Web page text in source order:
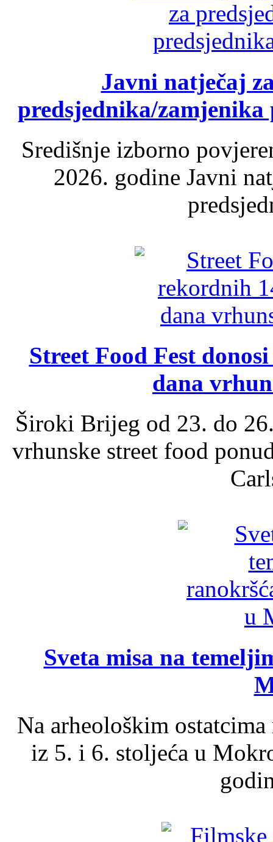
Javni natječaj
predsjednika/
Središnje izborno
2026. godine Javni
Street Food Fest
dana
Široki Brijeg od 23. do
vrhunske street food
Sveta misa na
Na arheološkim
iz 5. i 6. stoljeća u